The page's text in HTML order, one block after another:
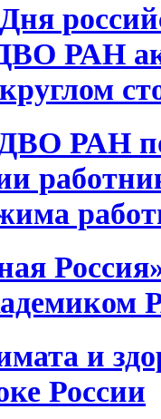
ДВО РАН
ДВО РАН
и
России